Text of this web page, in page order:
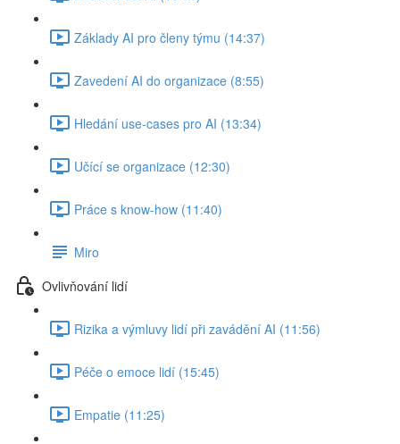
Základy AI pro členy týmu (14:37)
Zavedení AI do organizace (8:55)
Hledání use-cases pro AI (13:34)
Učící se organizace (12:30)
Práce s know-how (11:40)
Miro
Ovlivňování lidí
Rizika a výmluvy lidí při zavádění AI (11:56)
Péče o emoce lidí (15:45)
Empatie (11:25)